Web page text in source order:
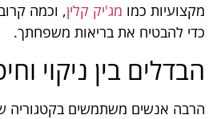
מקצועיות כמו מג'יק קלין, וכמה
כדי להבטיח את בריאות משפחתך.
הבדלים בין ניקוי
הרבה אנשים משתמשים בקטגוריה